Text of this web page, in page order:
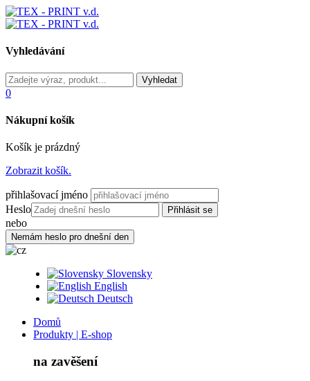
Vyhledávání
0
Nákupní košík
Košík je prázdný
Zobrazit košík.
přihlašovací jméno
Heslo
nebo
Slovensky
English
Deutsch
Domů
Produkty | E-shop
na zavěšení